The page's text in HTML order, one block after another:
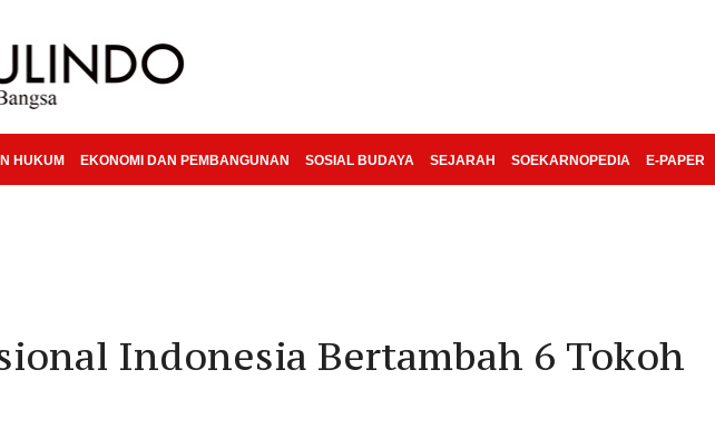
HUKUM EKONOMI DAN PEMBANGUNAN SOSIAL BUDAYA SEJARAH SOEKARNOPEDIA E-PAPER
Indonesia Bertambah 6 Tokoh